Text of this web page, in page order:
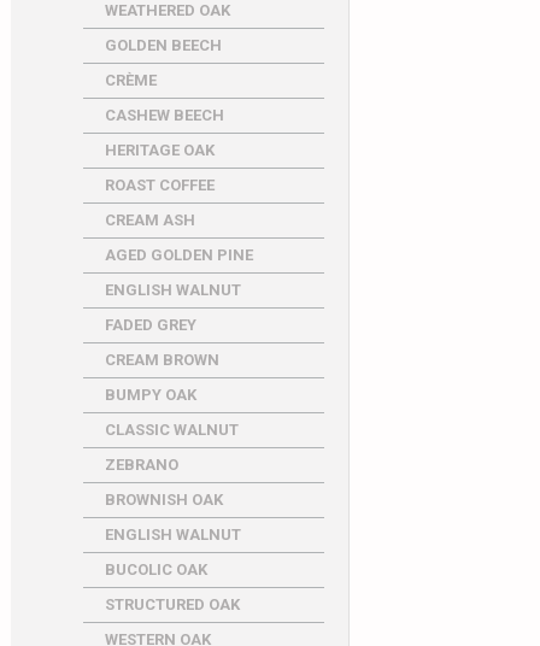
WEATHERED OAK
GOLDEN BEECH
CRÈME
CASHEW BEECH
HERITAGE OAK
ROAST COFFEE
CREAM ASH
AGED GOLDEN PINE
ENGLISH WALNUT
FADED GREY
CREAM BROWN
BUMPY OAK
CLASSIC WALNUT
ZEBRANO
BROWNISH OAK
ENGLISH WALNUT
BUCOLIC OAK
STRUCTURED OAK
WESTERN OAK